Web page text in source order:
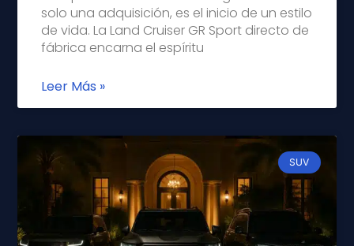
solo una adquisición, es el inicio de un estilo
de vida. La Land Cruiser GR Sport directo de
fábrica encarna el espíritu
Leer Más »
SUV